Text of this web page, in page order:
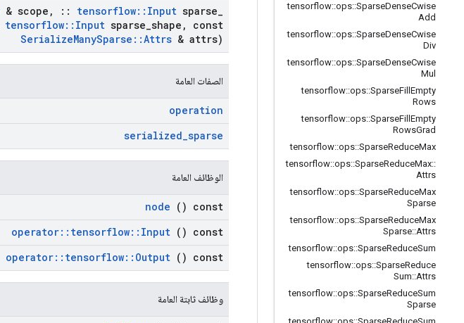
tensorflow::ops::SparseDenseCwise
Add
tensorflow::ops::SparseDenseCwise
Div
tensorflow::ops::SparseDenseCwise
Mul
tensorflow::ops::SparseFill Empty
Rows
tensorflow::ops::SparseFill Empty
RowsGrad
tensorflow::ops::SparseReduceMax
tensorflow::ops::SparseReduceMax::
Attrs
tensorflow::ops::SparseReduceMax
Sparse
tensorflow::ops::SparseReduceMax
Sparse::Attrs
tensorflow::ops::SparseReduceSum
tensorflow::ops::SparseReduce
Sum::Attrs
tensorflow::ops::SparseReduceSum
Sparse
& scope , :: tensorflow:: Input sparse
tensorflow:: Input sparse shape ,
const
SerializeManySparse ::Attrs & attrs)
الصفات العامة
operation
serialized_sparse
الوظائف العامة
node () const
operator:: tensorflow:: Input () const
operator:: tensorflow:: Output () const
وظائف ثابتة العامة